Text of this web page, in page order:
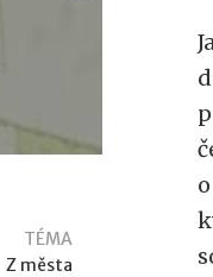
TÉMA
Z města